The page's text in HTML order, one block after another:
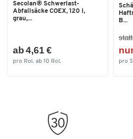
Secolan® Schwerlast-
Abfallsäcke COEX, 120 l,
grau,...
ab 4,61 €
pro Rol. ab 10 Rol.
B...
pro